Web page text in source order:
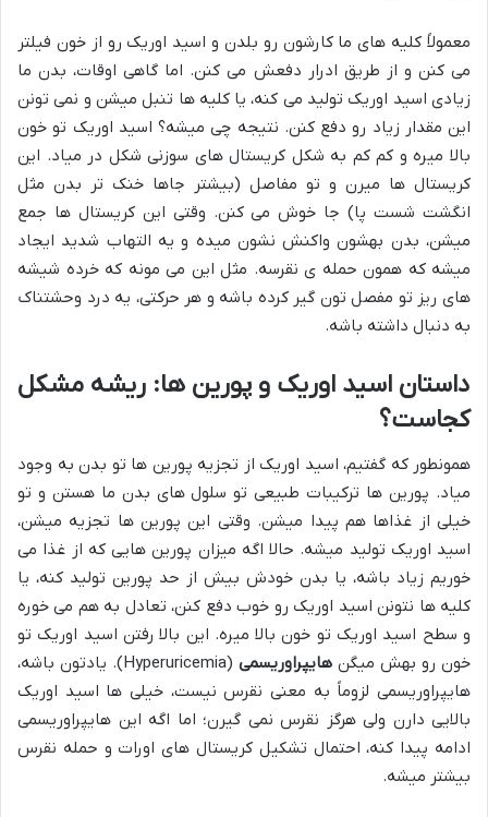
معمولاً کلیه های ما کارشون رو بلدن و اسید اوریک رو از خون فیلتر
می کنن و از طریق ادرار دفعش می کنن. اما گاهی اوقات، بدن ما
زیادی اسید اوریک تولید می کنه، یا کلیه ها تنبل میشن و نمی تونن
این مقدار زیاد رو دفع کنن. نتیجه چی میشه؟ اسید اوریک تو خون
بالا میره و کم کم به شکل کریستال های سوزنی شکل در میاد. این
کریستال ها میرن و تو مفاصل (بیشتر جاها خنک تر بدن مثل
انگشت شست پا) جا خوش می کنن. وقتی این کریستال ها جمع
میشن، بدن بهشون واکنش نشون میده و یه التهاب شدید ایجاد
میشه که همون حمله ی نقرسه. مثل این می مونه که خرده شیشه
های ریز تو مفصل تون گیر کرده باشه و هر حرکتی، یه درد وحشتناک
به دنبال داشته باشه.
داستان اسید اوریک و پورین ها: ریشه مشکل
کجاست؟
همونطور که گفتیم، اسید اوریک از تجزیه پورین ها تو بدن به وجود
میاد. پورین ها ترکیبات طبیعی تو سلول های بدن ما هستن و تو
خیلی از غذاها هم پیدا میشن. وقتی این پورین ها تجزیه میشن،
اسید اوریک تولید میشه. حالا اگه میزان پورین هایی که از غذا می
خوریم زیاد باشه، یا بدن خودش بیش از حد پورین تولید کنه، یا
کلیه ها نتونن اسید اوریک رو خوب دفع کنن، تعادل به هم می خوره
و سطح اسید اوریک تو خون بالا میره. این بالا رفتن اسید اوریک تو
خون رو بهش میگن هایپراوریسمی
(Hyperuricemia). یادتون باشه،
هایپراوریسمی لزوماً به معنی نقرس نیست، خیلی ها اسید اوریک
بالایی دارن ولی هرگز نقرس نمی گیرن؛ اما اگه این هایپراوریسمی
ادامه پیدا کنه، احتمال تشکیل کریستال های اورات و حمله نقرس
بیشتر میشه.